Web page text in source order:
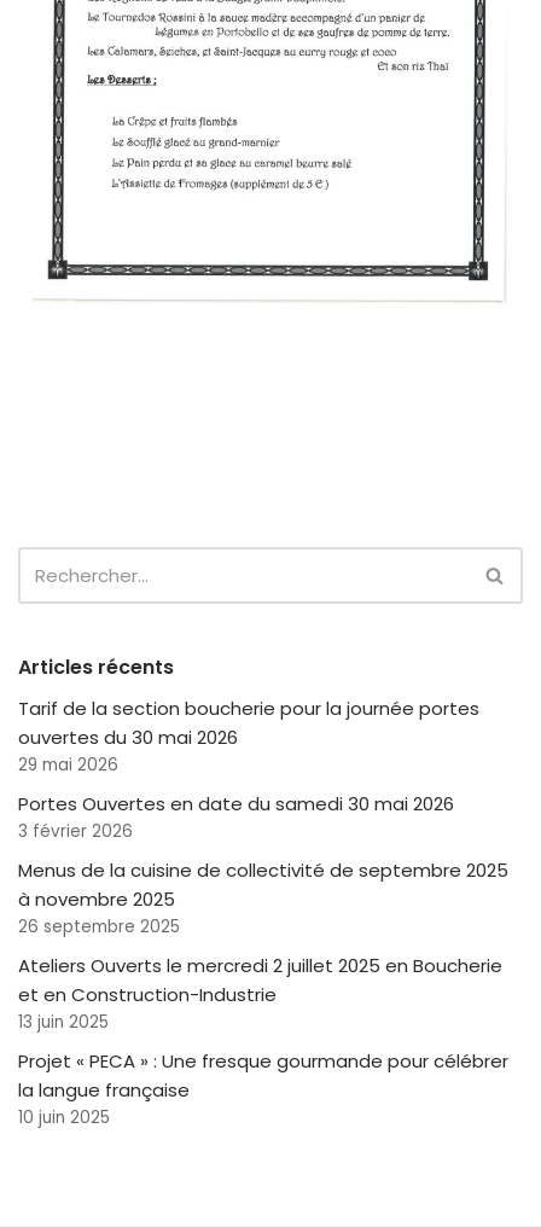
Articles récents
Tarif de la section boucherie pour la journée portes
ouvertes du 30 mai 2026
29 mai 2026
Portes Ouvertes en date du samedi 30 mai 2026
3 février 2026
Menus de la cuisine de collectivité de septembre 2025
à novembre 2025
26 septembre 2025
Ateliers Ouverts le mercredi 2 juillet 2025 en Boucherie
et en Construction-Industrie
13 juin 2025
Projet « PECA » : Une fresque gourmande pour célébrer
la langue française
10 juin 2025